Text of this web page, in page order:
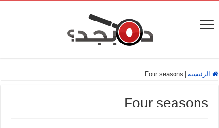
الرئيسية Four seasons
Four seasons